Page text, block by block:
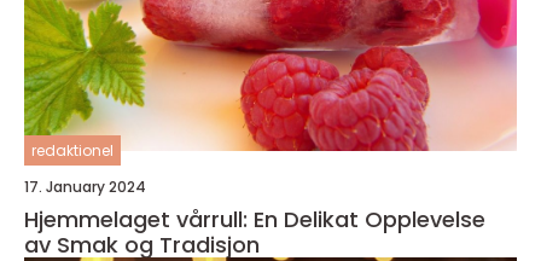
redaktionel
17. January 2024
Hjemmelaget vårrull: En Delikat Opplevelse
av Smak og Tradisjon